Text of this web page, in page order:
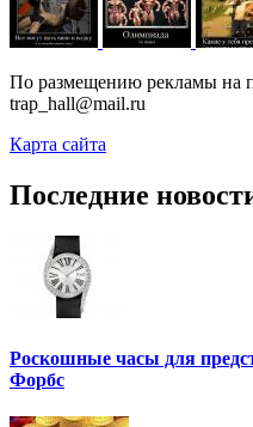
По размещению рекламы на
trap_hall@mail.ru
Карта сайта
Последние
Роскошные часы для
Форбс